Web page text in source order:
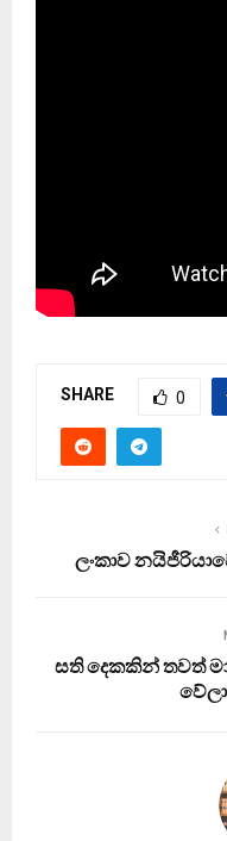
SHARE 0
ලංකාව
සති දෙකකින් තවත්